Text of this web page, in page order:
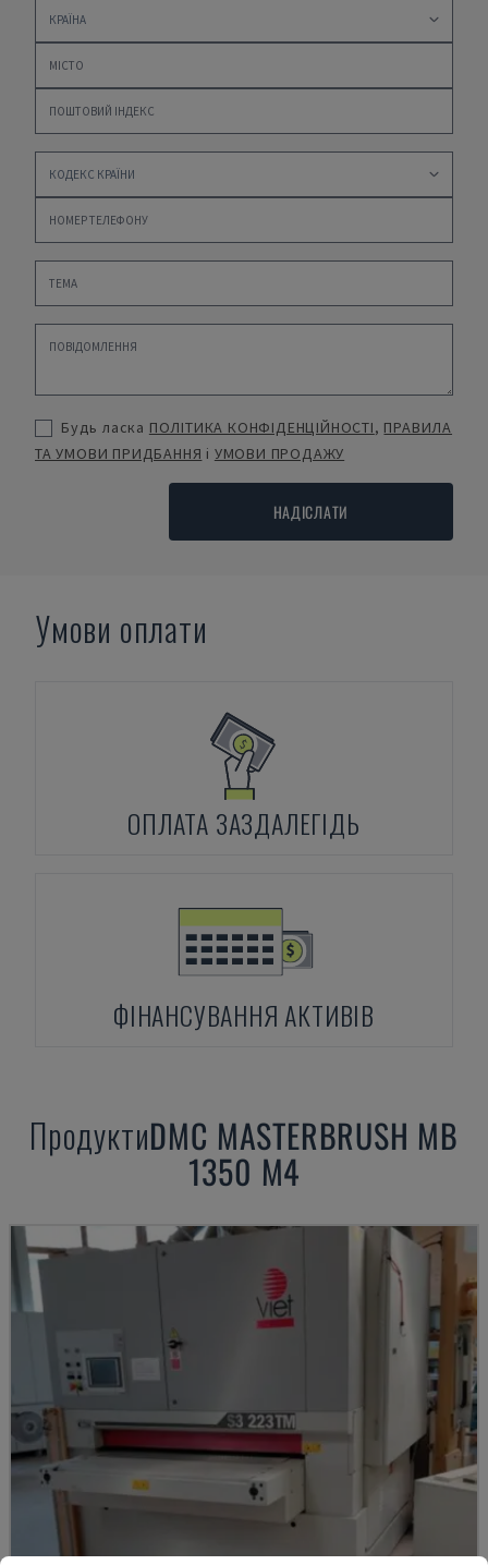
Будь ласка ПОЛІТИКА КОНФІДЕНЦІЙНОСТІ, ПРАВИЛА
ТА УМОВИ ПРИДБАННЯ і УМОВИ ПРОДАЖУ
НАДІСЛАТИ
Умови оплати
ОПЛАТА ЗАЗДАЛЕГІДЬ
ФІНАНСУВАННЯ АКТИВІВ
ПродуктиDMC MASTERBRUSH MB
1350 M4